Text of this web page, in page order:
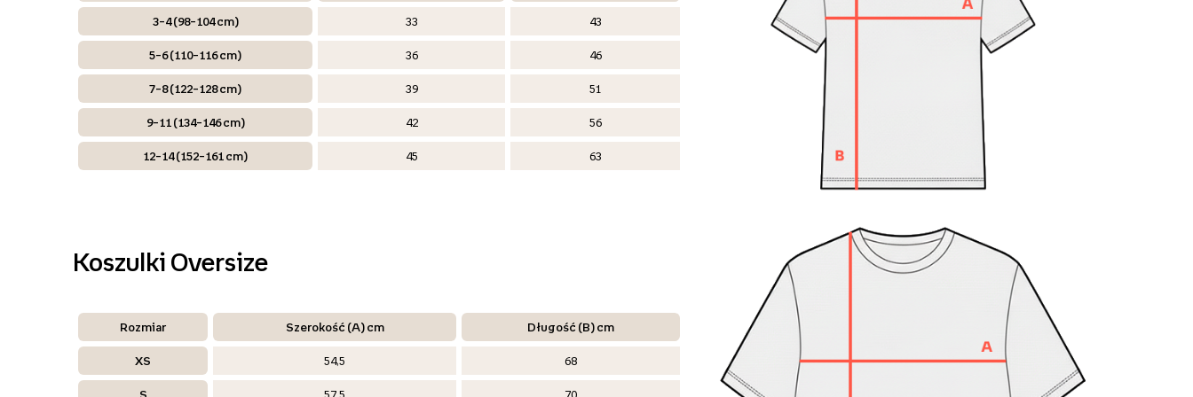
3–4 (98–104 cm) 33 43
5–6 (110–116 cm) 36 46
7–8 (122–128 cm) 39 51
9–11 (134–146 cm) 42 56
12–14 (152–161 cm) 45 63
Koszulki Oversize
Rozmiar Szerokość (A) cm Długość (B) cm
XS 54,5 68